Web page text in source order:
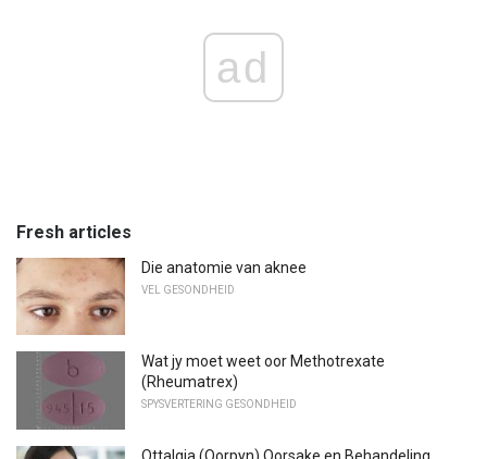
ad
Fresh articles
Die anatomie van aknee
VEL GESONDHEID
Wat jy moet weet oor Methotrexate
(Rheumatrex)
SPYSVERTERING GESONDHEID